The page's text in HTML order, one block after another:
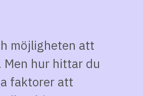
möjligheten att
Men hur hittar du
faktorer att